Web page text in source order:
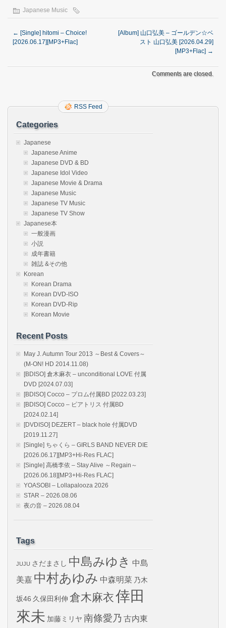
Japanese Music
← [Single] hitomi – Choice!
[2026.06.17][MP3+Flac]
[Album] 山口弘美 – ゴールデン☆ベ
スト 山口弘美 [2026.04.29]
[MP3+Flac] →
Comments are closed.
RSS Feed
Categories
Japanese
Japanese Anime
Japanese DVD & BD
Japanese Idol Video
Japanese Movie & Drama
Japanese Music
Japanese TV Music
Japanese TV Show
Japanese本
一般漫画
小説
成年書籍
雑誌 &その他
Korean
Korean Drama
Korean DVD-ISO
Korean DVD-Rip
Korean Movie
Recent Posts
May J. Autumn Tour 2013 ～Best & Covers～
(M-ON! HD 2014.11.08)
[BDISO] 倉木麻衣 – unconditional LOVE 付属
DVD [2024.07.03]
[BDISO] Cocco – プロム付属BD [2022.03.23]
[BDISO] Cocco – ビアトリス 付属BD
[2024.02.14]
[DVDISO] DEZERT – black hole 付属DVD
[2019.11.27]
[Single] ちゃくら – GIRLS BAND NEVER DIE
[2026.06.17][MP3+Hi-Res FLAC]
[Single] 高橋李依 – Stay Alive ～Regain～
[2026.06.18][MP3+Hi-Res FLAC]
YOASOBI – Lollapalooza 2026
STAR – 2026.08.06
夜の音 – 2026.08.04
Tags
JUJU さだまさし 中島みゆき 中島
美嘉 中村あゆみ 中森明菜 乃木
坂46 久保田利伸 倉木麻衣倖田
來未 加藤ミリヤ 南條愛乃 古内東